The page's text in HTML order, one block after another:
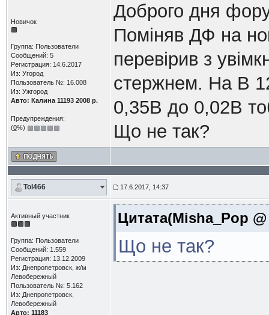
Новичок
Группа: Пользователи
Сообщений: 5
Регистрация: 14.6.2017
Из: Угород
Пользователь №: 16.008
Из: Ужгород
Авто: Калина 11193 2008 р.
Предупреждения:
(0%)
Доброго дня
Поміняв ДФ на
перевірив з
стержнем. На В
0,35В до 0,02В
Що не так?
Tol466 17.6.2017, 14:37
Активный участник
Группа: Пользователи
Сообщений: 1.559
Регистрация: 13.12.2009
Из: Днепропетровск, ж/м
Левобережный
Пользователь №: 5.162
Из: Днепропетровск,
Левобережный
Авто: 11183
Цитата(Misha_Pop
Що не так?